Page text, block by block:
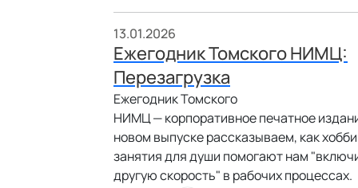
13.01.2026
Ежегодник Томского НИМЦ:
Перезагрузка
Ежегодник Томского
НИМЦ — корпоративное печатное
новом выпуске рассказываем, как
занятия для души помогают нам
другую скорость" в рабочих процессах.